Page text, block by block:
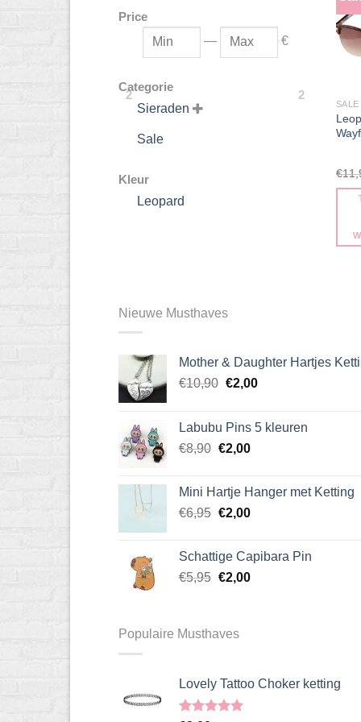
Price
—
€
2 2
Categorie
Sieraden 
Sale
Kleur
Leopard
SALE
€
Nieuwe Musthaves
Mother & Daughter Hartjes
€10,90 Oorspronkelijke
€10,90.
€2,00Huidige
€2,00.
Labubu Pins 5 kleuren
€8,90 Oorspronkelijke
€8,90.
€2,00Huidige
€2,00.
Mini Hartje Hanger met Ketting
€6,95 Oorspronkelijke
€6,95.
€2,00Huidige
€2,00.
Schattige Capibara Pin
€5,95 Oorspronkelijke
€2,00Huidige
Populaire Musthaves
Lovely Tattoo Choker ketting